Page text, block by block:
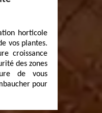
horticole
vos plantes.
croissance
des zones
de vous
pour